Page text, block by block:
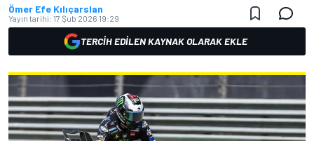
Ömer Efe Kılıçarslan
Yayın tarihi: 17 Şub 2026 19:29
TERCIH EDILEN KAYNAK OLARAK EKLE